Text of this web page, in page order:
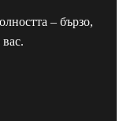
– бързо,